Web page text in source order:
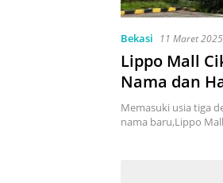
Bekasi 11 Maret 2025
Lippo Mall
Nama dan
Inovasi Baru
Memasuki usia tiga
nama baru,Lippo